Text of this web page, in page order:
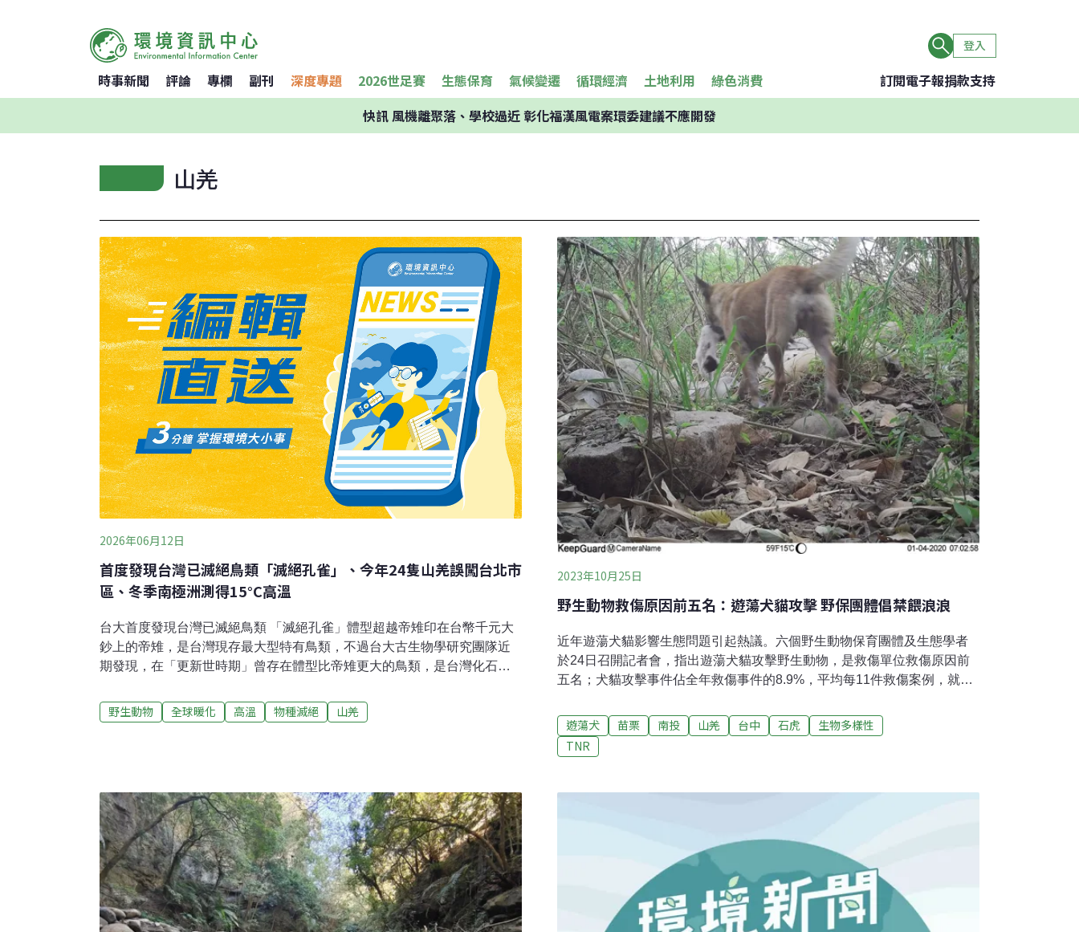
登入
時事新聞 評論 專欄 副刊 深度專題 2026世足賽 生態保育 氣候變遷 循環經濟 土地利用 綠色消費 訂閱電子報捐款支持
快訊風機離聚落、學校過近 彰化福漢風電案環委建議不應開發
山羌
2026年06月12日
首度發現台灣已滅絕鳥類「滅絕孔雀」、今年24隻山羌誤闖台北市
區、冬季南極洲測得15°C高溫
台大首度發現台灣已滅絕鳥類 「滅絕孔雀」體型超越帝雉印在台幣千元大
鈔上的帝雉，是台灣現存最大型特有鳥類，不過台大古生物學研究團隊近
期發現，在「更新世時期」曾存在體型比帝雉更大的鳥類，是台灣化石紀
「滅絕孔雀」。（公視 報導）猛禽傷癒飛越3000公里北返 金管處衛星追
蹤記錄金管處以衛星追蹤傷癒東方鵟等猛禽，確認其飛越逾3000公里北
野生動物 全球暖化 高溫 物種滅絕 山羌
2023年10月25日
野生動物救傷原因前五名：遊蕩犬貓攻擊 野保團體倡禁餵浪浪
近年遊蕩犬貓影響生態問題引起熱議。六個野生動物保育團體及生態學者
於24日召開記者會，指出遊蕩犬貓攻擊野生動物，是救傷單位救傷原因前
五名；犬貓攻擊事件佔全年救傷事件的8.9%，平均每11件救傷案例，就有
蕩犬數量，呼籲禁餵遊蕩動物。野放石虎死亡個體 逾半與犬攻擊有關零撲
殺政策自2017年實施至今六年，遊蕩犬貓數量持續上升。今年5月，農業部
公佈2022年全國遊蕩犬數量推估約16萬隻，比2021年調查的15.6萬隻增加
野生動物的威脅最為迫切，「我去野外做研究，也常被野狗攻擊，我蠻感
物的重叠度高，貓與石虎的日間活動模式高度重叠，以致犬
遊蕩犬 苗栗 南投 山羌 台中 石虎
生物多樣性
TNR